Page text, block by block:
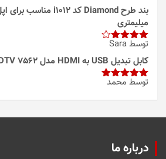
میلیمتری
امتیاز4
از 5
توسط Sara
کابل تبدیل USB به HDMI مدل 3in1 HDTV 7562
امتیاز5از
توسط محمد
درباره ما